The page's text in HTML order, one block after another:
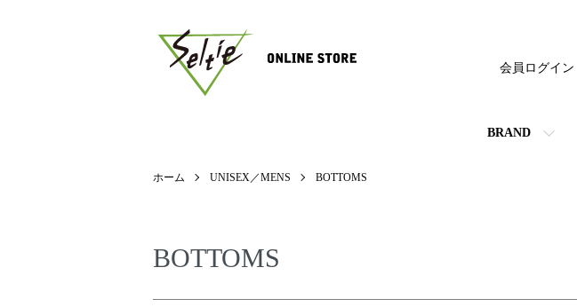
BRAND
会員ログイン
ホーム UNISEX／MENS BOTTOMS
BOTTOMS